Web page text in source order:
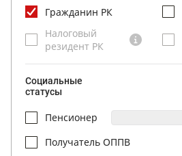
Гражданин РК
Налоговый
резидент РК
Социальные
статусы
Пенсионер
Получатель ОППВ